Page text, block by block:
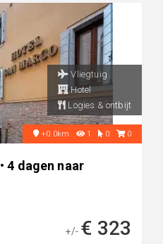
Vliegtuig
Hotel
Logies & ontbijt
+0.0km 1 0 0
4 dagen naar
+/- € 323